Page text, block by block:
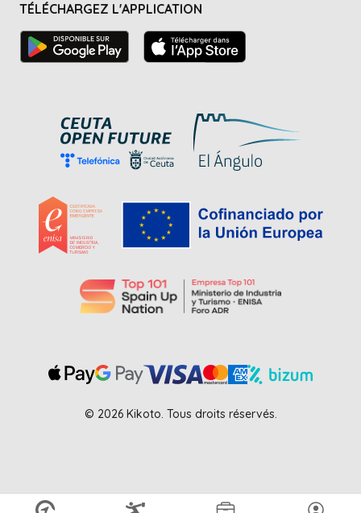
TÉLÉCHARGEZ L'APPLICATION
© 2026 Kikoto. Tous droits réservés.